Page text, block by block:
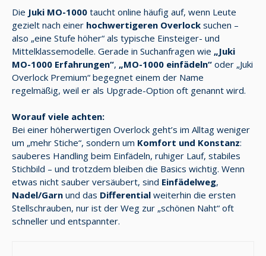
Die Juki MO-1000 taucht online häufig auf, wenn Leute
gezielt nach einer hochwertigeren Overlock suchen –
also „eine Stufe höher“ als typische Einsteiger- und
Mittelklassemodelle. Gerade in Suchanfragen wie „Juki
MO-1000 Erfahrungen“, „MO-1000 einfädeln“ oder „Juki
Overlock Premium“ begegnet einem der Name
regelmäßig, weil er als Upgrade-Option oft genannt wird.
Worauf viele achten:
Bei einer höherwertigen Overlock geht’s im Alltag weniger
um „mehr Stiche“, sondern um Komfort und Konstanz:
sauberes Handling beim Einfädeln, ruhiger Lauf, stabiles
Stichbild – und trotzdem bleiben die Basics wichtig. Wenn
etwas nicht sauber versäubert, sind Einfädelweg,
Nadel/Garn und das Differential weiterhin die ersten
Stellschrauben, nur ist der Weg zur „schönen Naht“ oft
schneller und entspannter.